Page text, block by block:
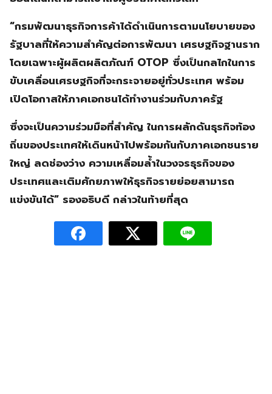
“กรมพัฒนาธุรกิจการค้าได้ดำเนินการตามนโยบายของ
รัฐบาลที่ให้ความสำคัญต่อการพัฒนา เศรษฐกิจฐานราก
โดยเฉพาะผู้ผลิตผลิตภัณฑ์ OTOP ซึ่งเป็นกลไกในการ
ขับเคลื่อนเศรษฐกิจที่จะกระจายอยู่ทั่วประเทศ พร้อม
เปิดโอกาสให้ภาคเอกชนได้ทำงานร่วมกับภาครัฐ
ซึ่งจะเป็นความร่วมมือที่สำคัญ ในการผลักดันธุรกิจท้อง
ถิ่นของประเทศให้เดินหน้าไปพร้อมกันกับภาคเอกชนราย
ใหญ่ ลดช่องว่าง ความเหลื่อมล้ำในวงจรธุรกิจของ
ประเทศและเติมศักยภาพให้ธุรกิจรายย่อยสามารถ
แข่งขันได้” รองอธิบดี กล่าวในท้ายที่สุด